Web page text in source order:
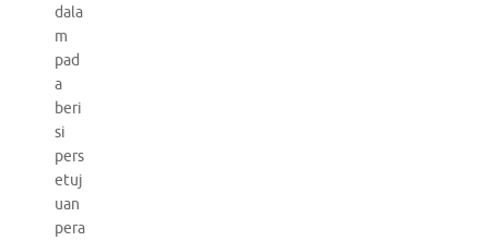
dala
m
pad
a
beri
si
pers
etuj
uan
pera